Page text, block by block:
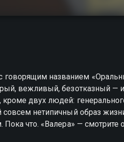
названием
вежливый, безотказный —
двух людей:
нетипичный образ
Пока что. «Валера» — смотрите